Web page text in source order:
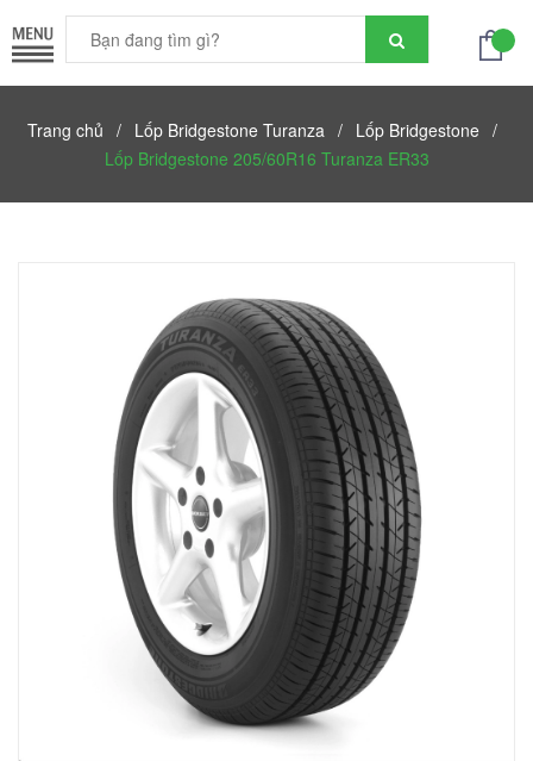
Trang chủ / Lốp Bridgestone Turanza / Lốp Bridgestone /
Lốp Bridgestone 205/60R16 Turanza ER33